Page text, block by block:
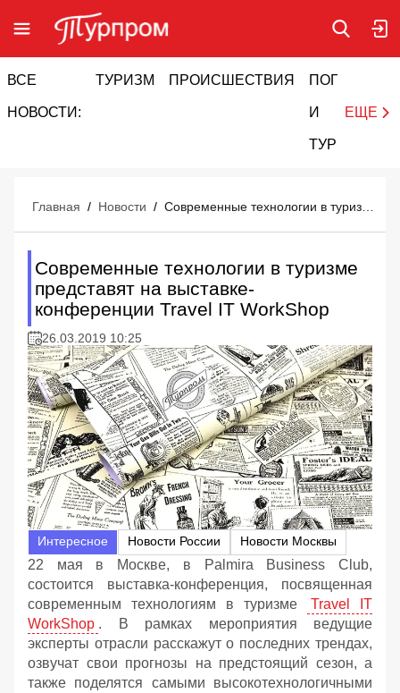
ВСЕ
НОВОСТИ:
ТУРИЗМ ПРОИСШЕСТВИЯ ПОГОДА
И
ТУРИЗМ
ЕЩЕ
Главная / Новости /
Современные технологии в туризме
представят на выставке-
конференции Travel IT WorkShop
26.03.2019 10:25
Интересное Новости России Новости Москвы
22 мая в Москве, в Palmira Business Club,
состоится выставка-конференция, посвященная
современным технологиям в туризме
Travel IT
WorkShop . В рамках мероприятия ведущие
эксперты отрасли расскажут о последних трендах,
озвучат свои прогнозы на предстоящий сезон, а
также поделятся самыми высокотехнологичными